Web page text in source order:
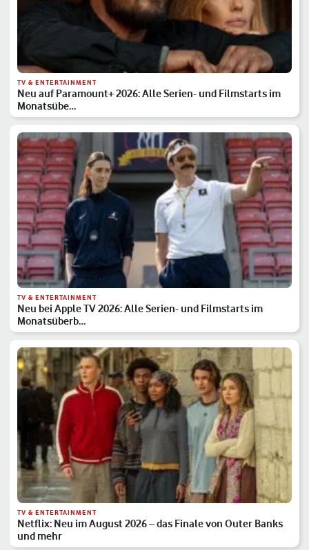
TV & ENTERTAINMENT
Neu auf Paramount+ 2026: Alle Serien- und Filmstarts im
Monatsübe…
TV & ENTERTAINMENT
Neu bei Apple TV 2026: Alle Serien- und Filmstarts im
Monatsüberb…
TV & ENTERTAINMENT
Netflix: Neu im August 2026 – das Finale von Outer Banks
und mehr